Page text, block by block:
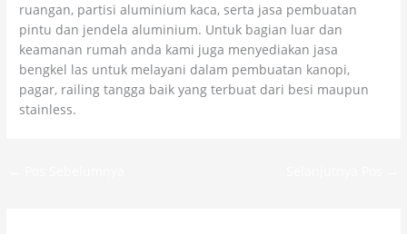
ruangan, partisi aluminium kaca, serta jasa pembuatan
pintu dan jendela aluminium. Untuk bagian luar dan
keamanan rumah anda kami juga menyediakan jasa
bengkel las untuk melayani dalam pembuatan kanopi,
pagar, railing tangga baik yang terbuat dari besi maupun
stainless.